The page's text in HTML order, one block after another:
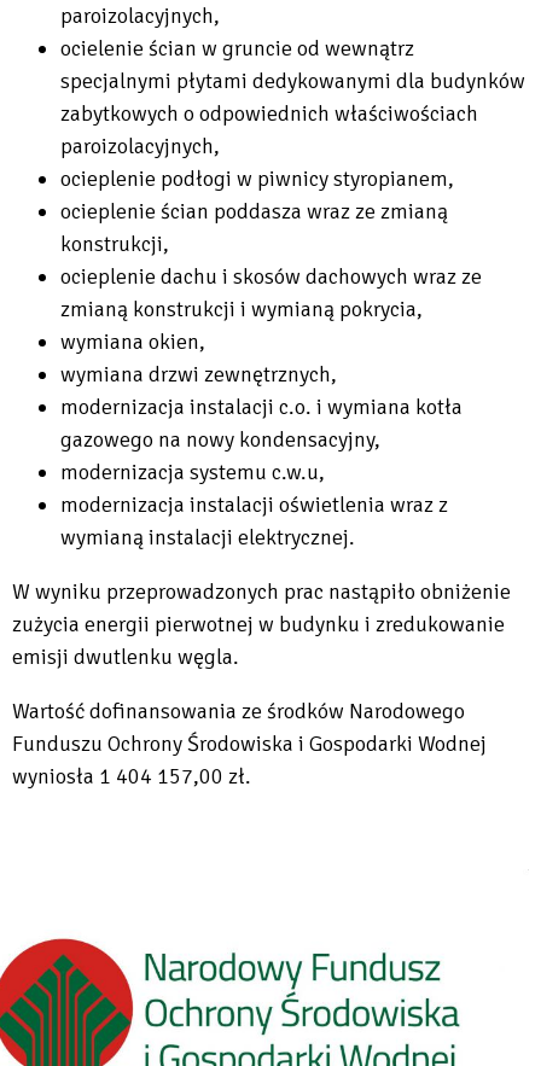
paroizolacyjnych,
ocielenie ścian w gruncie od wewnątrz
specjalnymi płytami dedykowanymi dla budynków
zabytkowych o odpowiednich właściwościach
paroizolacyjnych,
ocieplenie podłogi w piwnicy styropianem,
ocieplenie ścian poddasza wraz ze zmianą
konstrukcji,
ocieplenie dachu i skosów dachowych wraz ze
zmianą konstrukcji i wymianą pokrycia,
wymiana okien,
wymiana drzwi zewnętrznych,
modernizacja instalacji c.o. i wymiana kotła
gazowego na nowy kondensacyjny,
modernizacja systemu c.w.u,
modernizacja instalacji oświetlenia wraz z
wymianą instalacji elektrycznej.
W wyniku przeprowadzonych prac nastąpiło obniżenie
zużycia energii pierwotnej w budynku i zredukowanie
emisji dwutlenku węgla.
Wartość dofinansowania ze środków Narodowego
Funduszu Ochrony Środowiska i Gospodarki Wodnej
wyniosła 1 404 157,00 zł.